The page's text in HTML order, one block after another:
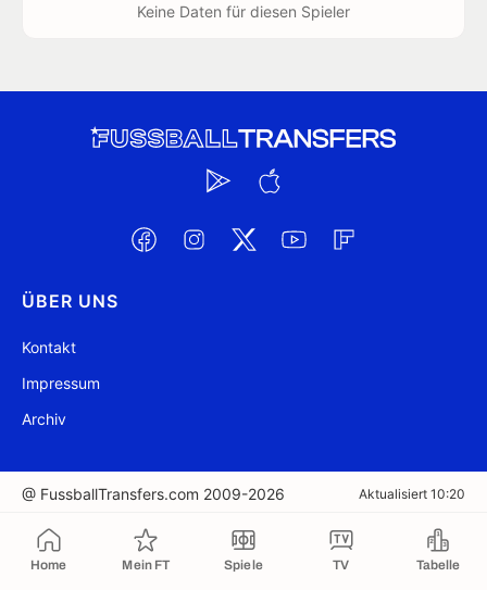
Home Mein FT Spiele TV Tabelle
Keine Daten für diesen Spieler
ÜBER UNS
Kontakt
Impressum
Archiv
@ FussballTransfers.com 2009-2026 Aktualisiert 10:20
In die Zwischenablage kopiert